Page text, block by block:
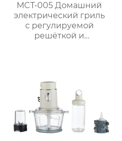
MCT-005 Домашний
электрический гриль
с регулируемой
решёткой и